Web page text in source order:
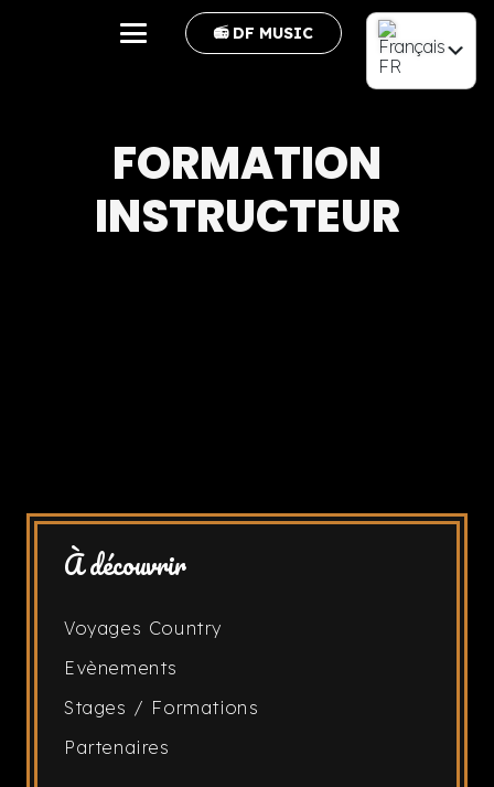
📻 DF MUSIC
FR
FORMATION
INSTRUCTEUR
À découvrir
Voyages Country
Evènements
Stages / Formations
Partenaires